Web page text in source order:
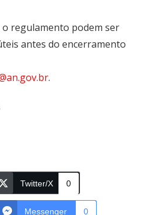
regulamento podem ser
antes do encerramento
.
Twitter/X 0
Messenger 0